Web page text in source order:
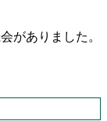
がありました。